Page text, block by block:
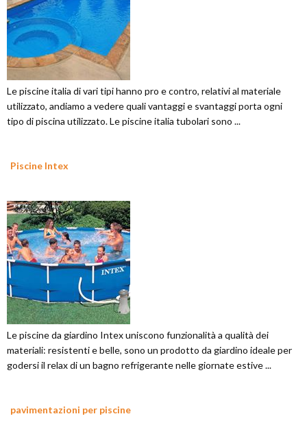
Le piscine italia di vari tipi hanno pro e contro, relativi al materiale
utilizzato, andiamo a vedere quali vantaggi e svantaggi porta ogni
tipo di piscina utilizzato. Le piscine italia tubolari sono ...
Piscine Intex
Le piscine da giardino Intex uniscono funzionalità a qualità dei
materiali: resistenti e belle, sono un prodotto da giardino ideale per
godersi il relax di un bagno refrigerante nelle giornate estive ...
pavimentazioni per piscine